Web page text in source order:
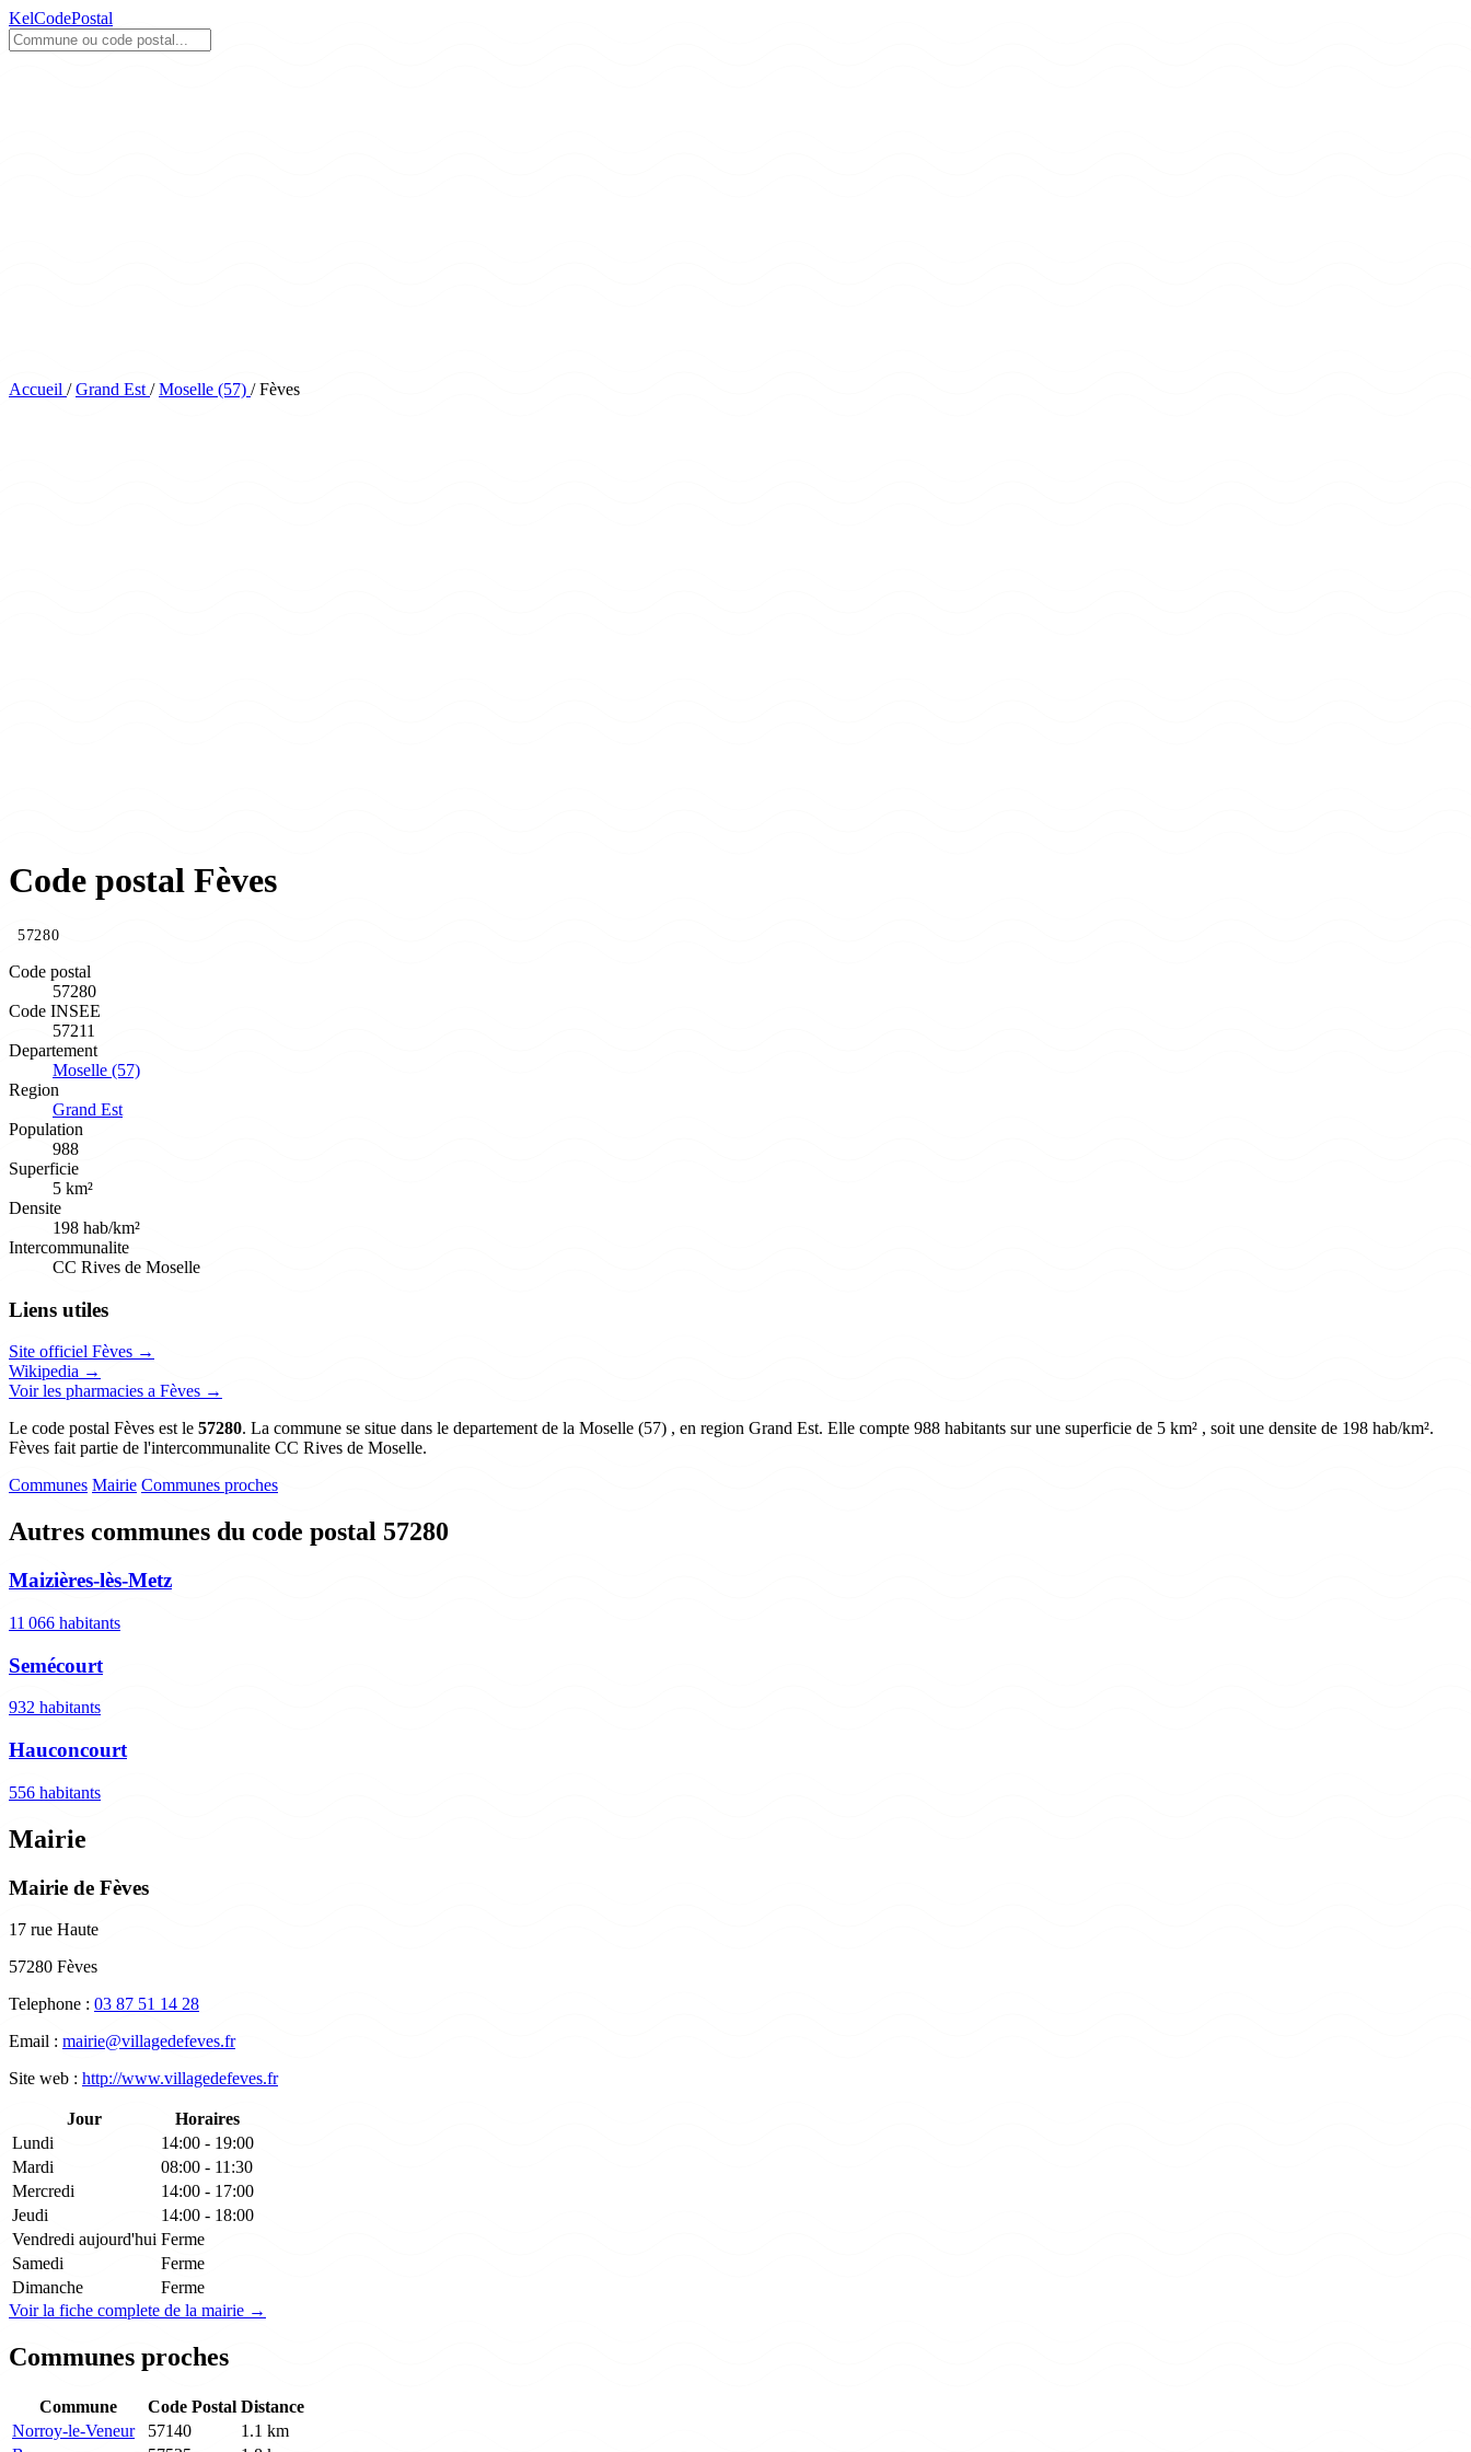
KelCodePostal
Accueil / Grand Est / Moselle (57) / Fèves
Code postal Fèves
57280
Code postal
57280
Code INSEE
57211
Departement
Moselle (57)
Region
Grand Est
Population
988
Superficie
5 km²
Densite
198 hab/km²
Intercommunalite
CC Rives de Moselle
Liens utiles
Site officiel Fèves →
Wikipedia →
Voir les pharmacies a Fèves →
Le code postal Fèves est le 57280. La commune se situe dans le departement de la Moselle (57) , en region Grand Est. Elle compte 988 habitants sur une superficie de 5 km² , soit une densite de 198 hab/km².
Fèves fait partie de l'intercommunalite CC Rives de Moselle.
Communes Mairie Communes proches
Autres communes du code postal 57280
Maizières-lès-Metz
11 066 habitants
Semécourt
932 habitants
Hauconcourt
556 habitants
Mairie
Mairie de Fèves
17 rue Haute
57280 Fèves
Telephone : 03 87 51 14 28
Email : mairie@villagedefeves.fr
Site web : http://www.villagedefeves.fr
Jour
Horaires
Lundi
14:00 - 19:00
Mardi
08:00 - 11:30
Mercredi
14:00 - 17:00
Jeudi
14:00 - 18:00
Vendredi aujourd'hui Ferme
Samedi
Ferme
Dimanche
Ferme
Voir la fiche complete de la mairie →
Communes proches
Commune Code Postal Distance
Norroy-le-Veneur
57140
1.1 km